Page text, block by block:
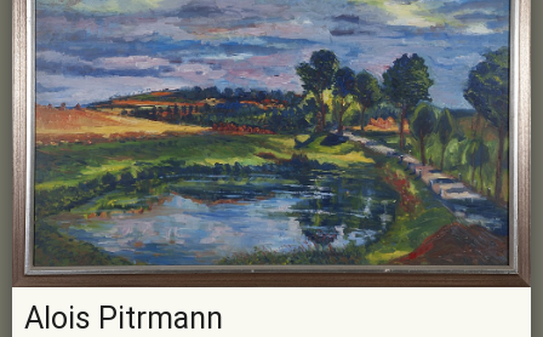
Alois Pitrmann